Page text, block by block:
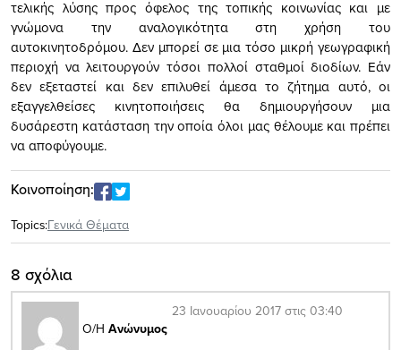
τελικής λύσης προς όφελος της τοπικής κοινωνίας και με
γνώμονα την αναλογικότητα στη χρήση του
αυτοκινητοδρόμου. Δεν μπορεί σε μια τόσο μικρή γεωγραφική
περιοχή να λειτουργούν τόσοι πολλοί σταθμοί διοδίων. Εάν
δεν εξεταστεί και δεν επιλυθεί άμεσα το ζήτημα αυτό, οι
εξαγγελθείσες κινητοποιήσεις θα δημιουργήσουν μια
δυσάρεστη κατάσταση την οποία όλοι μας θέλουμε και πρέπει
να αποφύγουμε.
Κοινοποίηση:
Topics:Γενικά Θέματα
8 σχόλια
Ο/Η Ανώνυμος
23 Ιανουαρίου 2017 στις 03:40